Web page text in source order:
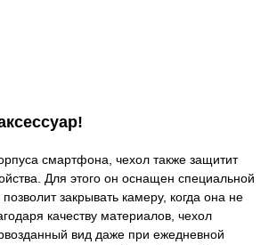
смартфона, чехол также защитит
Для этого он оснащен специальной
закрывать камеру, когда она не
качеству материалов, чехол
вид даже при ежедневной